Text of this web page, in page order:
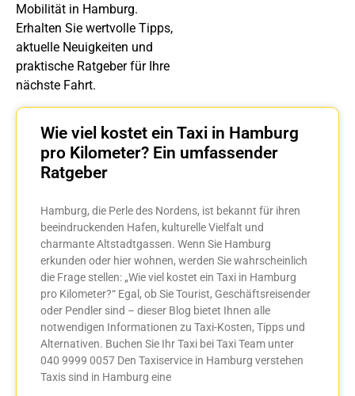
Mobilität in Hamburg.
Erhalten Sie wertvolle Tipps,
aktuelle Neuigkeiten und
praktische Ratgeber für Ihre
nächste Fahrt.
Wie viel kostet ein Taxi in Hamburg
pro Kilometer? Ein umfassender
Ratgeber
Hamburg, die Perle des Nordens, ist bekannt für ihren
beeindruckenden Hafen, kulturelle Vielfalt und
charmante Altstadtgassen. Wenn Sie Hamburg
erkunden oder hier wohnen, werden Sie wahrscheinlich
die Frage stellen: „Wie viel kostet ein Taxi in Hamburg
pro Kilometer?“ Egal, ob Sie Tourist, Geschäftsreisender
oder Pendler sind – dieser Blog bietet Ihnen alle
notwendigen Informationen zu Taxi-Kosten, Tipps und
Alternativen. Buchen Sie Ihr Taxi bei Taxi Team unter
040 9999 0057 Den Taxiservice in Hamburg verstehen
Taxis sind in Hamburg eine